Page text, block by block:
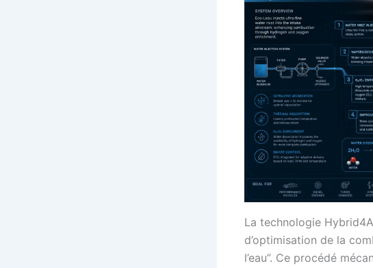
La technologie
d’optimisation de la
l’eau”. Ce procédé